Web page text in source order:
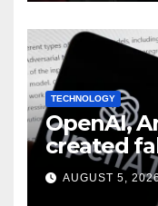
TECHNOLOGY
OpenAI,
created
during UK
Report
AUGUST 5, 2026